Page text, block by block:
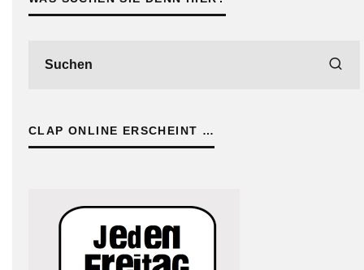
CLAP ONLINE ERSCHEINT …